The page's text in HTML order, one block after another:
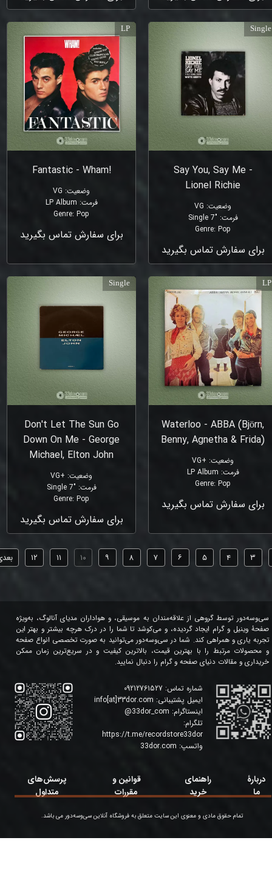
Say You, Say Me -
Lionel Richie
وضعیت:
VG
فرمت:
"Single 7
Genre: Pop
برای سفارش تماس بگیرید
Single
!Fantastic - Wham
وضعیت:
VG
فرمت:
LP Album
Genre: Pop
برای سفارش تماس بگیرید
LP
Waterloo - ABBA (Björn,
Benny, Agnetha & Frida)
وضعیت:
+VG
فرمت:
LP Album
Genre: Pop
برای سفارش تماس بگیرید
LP
Don't Let The Sun Go
Down On Me - George
Michael, Elton John
وضعیت:
+VG
فرمت:
"Single 7
Genre: Pop
برای سفارش تماس بگیرید
Single
۳ ۴ ۵ ۶ ۷ ۸ ۹ ۱۰ ۱۱ ۱۲
شماره تماس: 09212761527
ایمیل پشتیبانی: info[at]33dor.com
اینستاگرام: 33dor_com
@
تلگرام:
https://t.me/recordstore33dor
واتسپ: 33dor.com
سی‌وسه‌دور توسط گروهی از علاقه‌مندان به موسیقی، و هواداران مدیای آنالوگ، به‌ویژه
صفحۀ وینیل و گرام ایجاد گردیده، و می‌کوشد تا شما را در درک هرچه بیشتر و بهتر این
تجربه یاری و همراهی کند. شما در سی‌وسه‌دور می‌توانید به صورت تخصصی انواع صفحه
و محصولات مرتبط را با بهترین قیمت، بالاترین کیفیت و در سریع‌ترین زمان ممکن
خریداری و مقالات دنیای صفحه و گرام را دنبال نمایید.
تمام حقوق مادی و معنوی این سایت متعلق به فروشگاه آنلاین سی‌وسه‌دور می باشد.
دربارۀ
ما
قوانین و
مقررات
پرسش‌های
متداول
راهنمای
خرید